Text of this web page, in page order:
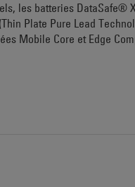
les batteries DataSafe®
Plate Pure Lead
Mobile Core et Edge